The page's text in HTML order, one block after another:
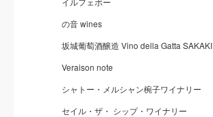
の音 wines
坂城葡萄酒醸造 Vino della Gatta SAKAKI
Veraison note
シャトー・メルシャン椀子ワイナリー
セイル・ザ・ シップ・ワイナリー